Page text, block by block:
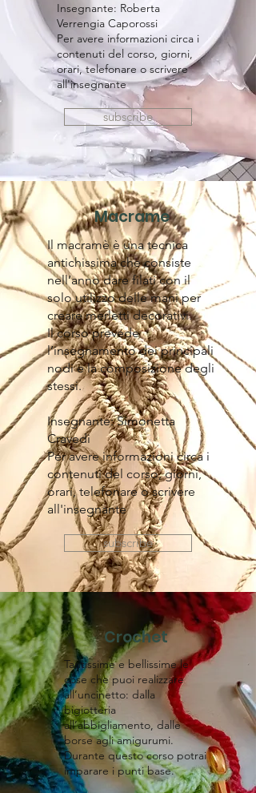
Insegnante: Roberta
Verrengia Caporossi
Per avere informazioni circa i
contenuti del corso, giorni,
orari, telefonare o scrivere
all'insegnante
subscribe
Macrame
​Il macramè è una tecnica
antichissima che consiste
nell’anno dare filati con il
solo utilizzo delle mani per
creare merletti decorativi.
Il corso prevede
l’insegnamento dei principali
nodi e la composizione degli
stessi.
Insegnante: Simonetta
Cravedi
Per avere informazioni circa i
contenuti del corso, giorni,
orari, telefonare o scrivere
all'insegnante
subscribe
Crochet
​Tantissime e bellissime le
cose che puoi realizzare
all’uncinetto: dalla
bigiotteria
all’abbigliamento, dalle
borse agli amigurumi.
Durante questo corso potrai
imparare i punti base.